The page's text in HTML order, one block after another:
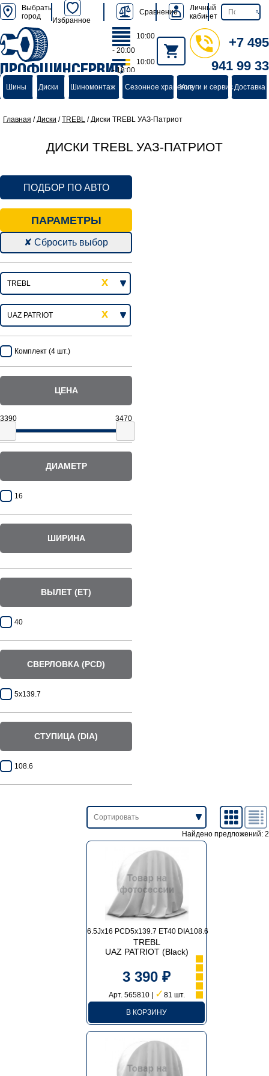
Выбрать
город
Избранное
Сравнение
Личный
кабинет
ПРОФШИНСЕРВИС
группа компаний
10:00
- 20:00
10:00
- 18:00
+7 495
941 99 33
Шины Диски Шиномонтаж Сезонное хранениеУслуги и сервисДоставка
Главная /Диски /TREBL /Диски TREBL УАЗ-Патриот
ДИСКИ TREBL УАЗ-ПАТРИОТ
ПОДБОР ПО АВТО
ПАРАМЕТРЫ
✘ Сбросить выбор
Комплект (4 шт.)
ЦЕНА
ДИАМЕТР
16
ШИРИНА
ВЫЛЕТ (ET)
40
СВЕРЛОВКА (PCD)
5x139.7
СТУПИЦА (DIA)
108.6
Найдено предложений: 2
6.5Jx16 PCD5x139.7 ET40 DIA108.6
TREBL
UAZ PATRIOT (Black)
3 390 ₽
Арт. 565810 | ✓ 81 шт.
В КОРЗИНУ